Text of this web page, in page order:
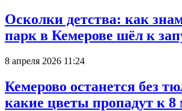
Осколки детства: как
парк в Кемерове шёл к
8 апреля 2026 11:24
Кемерово останется без
какие цветы пропадут к 8